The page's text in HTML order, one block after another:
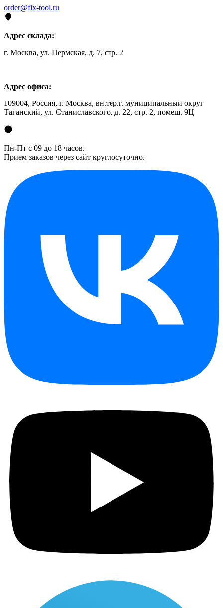
order@fix-tool.ru
Адрес склада:
г. Москва, ул. Пермская, д. 7, стр. 2
Адрес офиса:
109004, Россия, г. Москва, вн.тер.г. муниципальный округ
Таганский, ул. Станиславского, д. 22, стр. 2, помещ. 9Ц
Пн-Пт с 09 до 18 часов.
Прием заказов через сайт круглосуточно.